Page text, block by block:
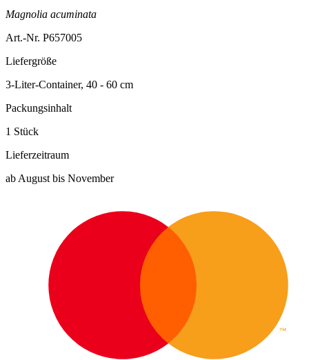
Magnolia acuminata
Art.-Nr. P657005
Liefergröße
3-Liter-Container, 40 - 60 cm
Packungsinhalt
1 Stück
Lieferzeitraum
ab August bis November